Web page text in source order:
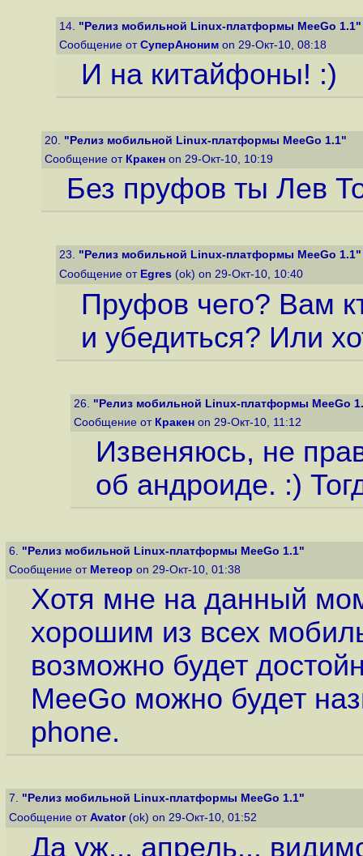
14. "Релиз мобильной Linux-платформы MeeGo 1.1"
Сообщение от СуперАноним on 29-Окт-10, 08:18
И на китайфоны! :)
20. "Релиз мобильной Linux-платформы MeeGo 1.1"
Сообщение от Кракен on 29-Окт-10, 10:19
Без пруфов ты Лев
23. "Релиз мобильной Linux-платформы MeeGo 1.1"
Сообщение от Egres (ok) on 29-Окт-10, 10:40
Пруфов чего? Вам
и убедиться? Или
26. "Релиз мобильной Linux-платформы MeeGo
Сообщение от Кракен on 29-Окт-10, 11:12
Извеняюсь, не
об андроиде. :)
6. "Релиз мобильной Linux-платформы MeeGo 1.1"
Сообщение от Метеор on 29-Окт-10, 01:38
Хотя мне на данный
хорошим из всех
возможно будет
MeeGo можно будет
phone.
7. "Релиз мобильной Linux-платформы MeeGo 1.1"
Сообщение от Avator(ok) on 29-Окт-10, 01:52
Да уж... апрель...